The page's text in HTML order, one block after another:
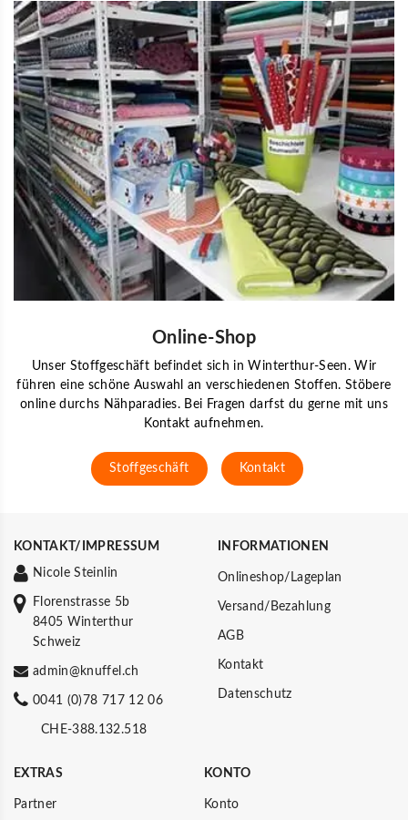
Online-Shop
Unser Stoffgeschäft befindet sich in Winterthur-Seen. Wir
führen eine schöne Auswahl an verschiedenen Stoffen. Stöbere
online durchs Nähparadies. Bei Fragen darfst du gerne mit uns
Kontakt aufnehmen.
Stoffgeschäft Kontakt
KONTAKT/IMPRESSUM
Nicole Steinlin
Florenstrasse 5b
8405 Winterthur
Schweiz
admin@knuffel.ch
0041 (0)78 717 12 06
CHE-388.132.518
INFORMATIONEN
Onlineshop/Lageplan
Versand/Bezahlung
AGB
Kontakt
Datenschutz
EXTRAS
Partner
KONTO
Konto